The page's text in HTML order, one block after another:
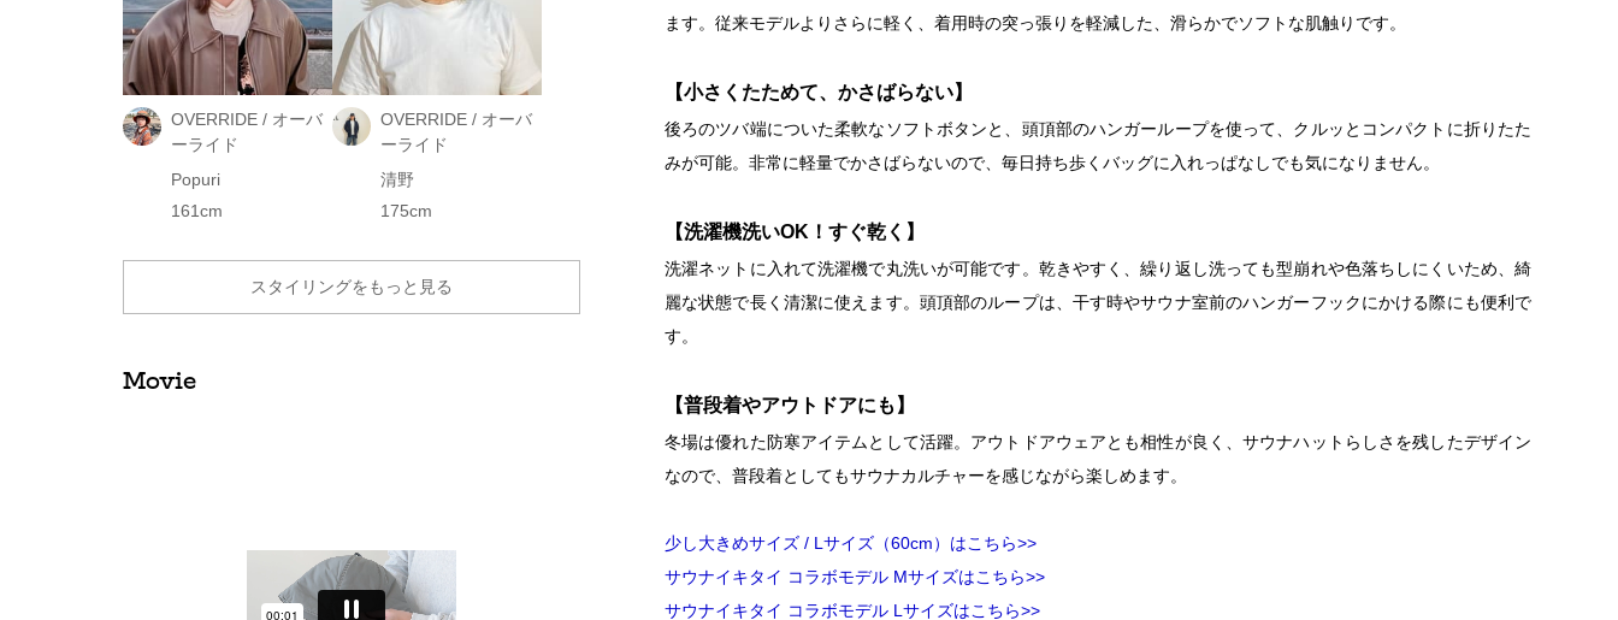
OVERRIDE / オーバ
ーライド
Popuri
161cm
OVERRIDE / オーバ
ーライド
清野
175cm
スタイリングをもっと見る
Movie
ます。従来モデルよりさらに軽く、着用時の突っ張りを軽減した、滑らかでソフトな肌触りです。
【小さくたためて、かさばらない】
後ろのツバ端についた柔軟なソフトボタンと、頭頂部のハンガーループを使って、クルッとコンパクトに折りたた
みが可能。非常に軽量でかさばらないので、毎日持ち歩くバッグに入れっぱなしでも気になりません。
【洗濯機洗いOK！すぐ乾く】
洗濯ネットに入れて洗濯機で丸洗いが可能です。乾きやすく、繰り返し洗っても型崩れや色落ちしにくいため、綺
麗な状態で長く清潔に使えます。頭頂部のループは、干す時やサウナ室前のハンガーフックにかける際にも便利で
す。
【普段着やアウトドアにも】
冬場は優れた防寒アイテムとして活躍。アウトドアウェアとも相性が良く、サウナハットらしさを残したデザイン
なので、普段着としてもサウナカルチャーを感じながら楽しめます。
少し大きめサイズ / Lサイズ（60cm）はこちら>>
サウナイキタイ コラボモデル Mサイズはこちら>>
サウナイキタイ コラボモデル Lサイズはこちら>>